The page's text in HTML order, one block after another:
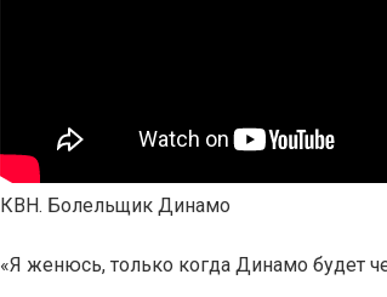
КВН. Болельщик Динамо
«Я женюсь, только когда Динамо будет